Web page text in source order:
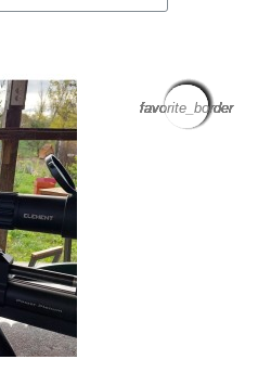
favorite_border
favorite_border
favorite_border
favorite_border
favorite_border
favorite_border
favorite_border
favorite_border
favorite_border
favorite_border
favorite_border
favorite_border